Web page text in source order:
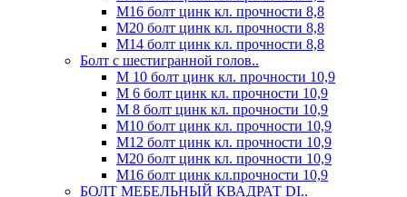
М16 болт цинк кл. прочности 8,8
М20 болт цинк кл. прочности 8,8
М14 болт цинк кл. прочности 8,8
Болт с шестигранной голов..
М 10 болт цинк кл. прочности 10,9
М 6 болт цинк кл. прочности 10,9
М 8 болт цинк кл. прочности 10,9
М10 болт цинк кл. прочности 10,9
М12 болт цинк кл. прочности 10,9
М20 болт цинк кл. прочности 10,9
М16 болт цинк кл.прочности 10,9
БОЛТ МЕБЕЛЬНЫЙ КВАДРАТ DI..